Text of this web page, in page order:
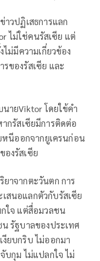
าวปฏิเสธการแลก
ไม่ใช่คนรัสเซีย แต่
ไม่มีความเกี่ยวข้อง
ของรัสเซีย และ
ายViktor โดยใข้คำ
กรัสเซียมีการติดต่อ
นีออกจากยูเครนก่อน
งรัสเซีย
าจากตะวันตก การ
สนอแลกตัวกับรัสเซีย
ใจ แต่สื่อมวลชน
รัฐบาลของประเทศ
ยบกริบ ไม่ออกมา
บกุม ไม่แปลกใจ ไม่